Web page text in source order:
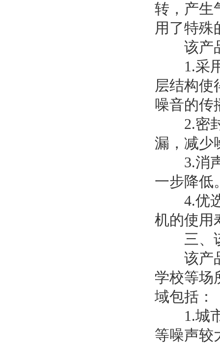
转，产生
用了特殊
该产品
1.采用
层结构使
噪音的传
2.密封
漏，减少
3.消声
一步降低
4.优选
机的使用
三、该
该产品
学校等场
域包括：
1.城市
等噪声较